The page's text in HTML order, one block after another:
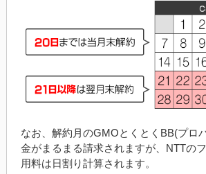
なお、解約月のGMOとくとくBB(プロ
金がまるまる請求されますが、NTTの
用料は日割り計算されます。